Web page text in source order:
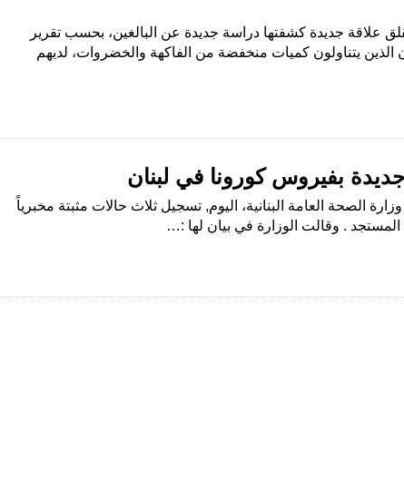
علاقة جديدة كشفتها دراسة جديدة عن البالغين، بحسب تقرير
الذين يتناولون كميات منخفضة من الفاكهة والخضروات، لديهم
الصحة العامة البنانية، اليوم, تسجيل ثلاث حالات مثبتة مخبرياً
. وقالت الوزارة في بيان لها :…